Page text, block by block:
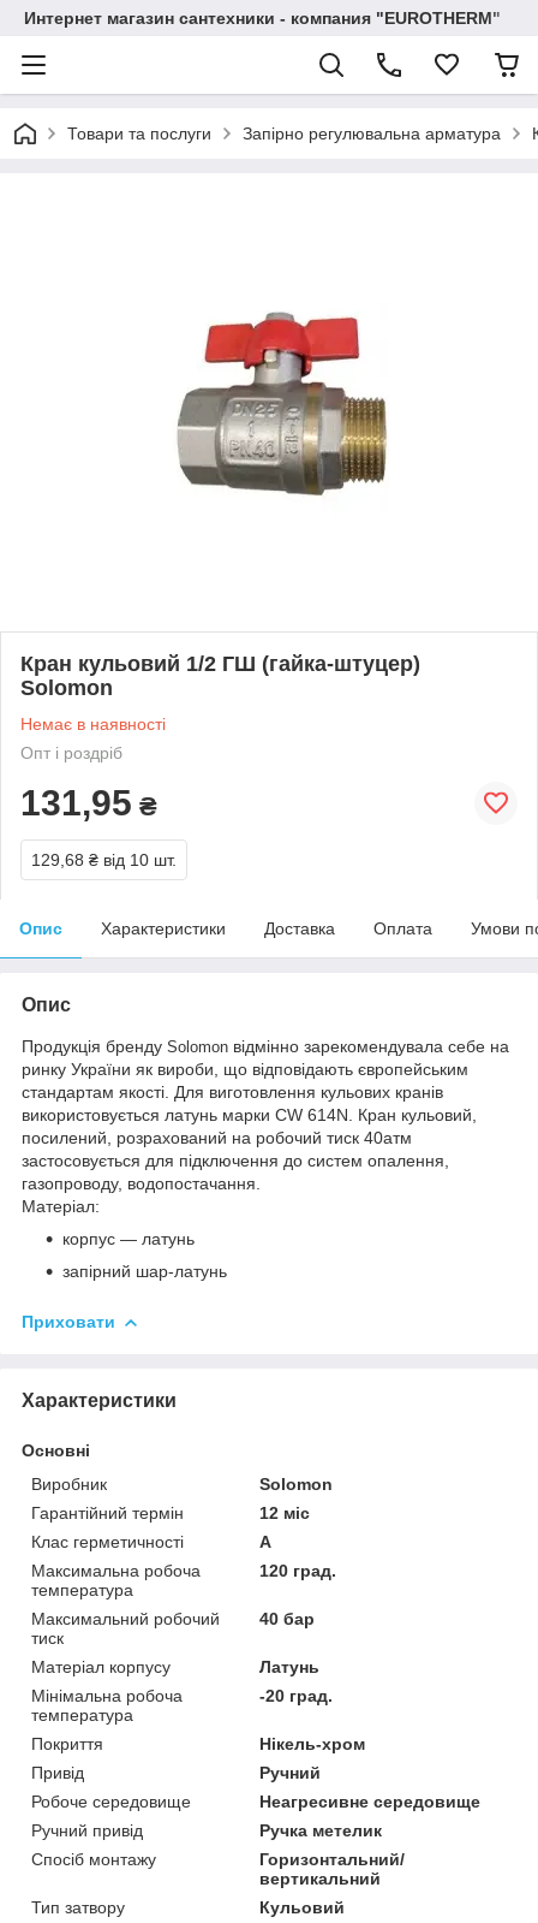
Интернет магазин сантехники - компания "EUROTHERM"
Товари та послуги Запірно регулювальна арматура
Кран кульовий 1/2 ГШ (гайка-штуцер)
Solomon
Немає в наявності
Опт і роздріб
131,95 ₴
129,68 ₴ від 10 шт.
Опис Характеристики Доставка Оплата Умови
Опис
Продукція бренду Solomon відмінно зарекомендувала себе на
ринку України як вироби, що відповідають європейським
стандартам якості. Для виготовлення кульових кранів
використовується латунь марки CW 614N.
Кран кульовий,
посилений, розрахований на робочий тиск 40атм
застосовується для підключення до систем опалення,
газопроводу, водопостачання.
Матеріал:
корпус ― латунь
запірний шар-латунь
Приховати
Характеристики
Основні
Виробник
Solomon
Гарантійний термін
12 міс
Клас герметичності
А
Максимальна робоча
температура
120 град.
Максимальний робочий
тиск
40 бар
Матеріал корпусу
Латунь
Мінімальна робоча
температура
-20 град.
Покриття
Нікель-хром
Привід
Ручний
Робоче середовище
Неагресивне середовище
Ручний привід
Ручка метелик
Спосіб монтажу
Горизонтальний/
вертикальний
Тип затвору
Кульовий